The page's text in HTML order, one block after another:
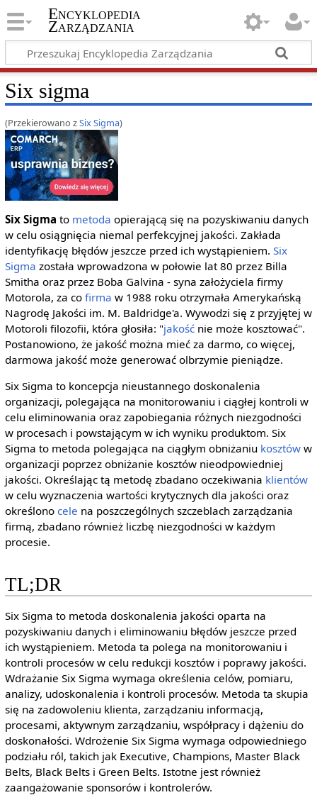
Encyklopedia
Zarządzania
Six sigma
(Przekierowano zSix Sigma)
Six Sigma to metoda opierającą się na pozyskiwaniu danych
w celu osiągnięcia niemal perfekcyjnej jakości. Zakłada
identyfikację błędów jeszcze przed ich wystąpieniem. Six
Sigma została wprowadzona w połowie lat 80 przez Billa
Smitha oraz przez Boba Galvina - syna założyciela firmy
Motorola, za co firma w 1988 roku otrzymała Amerykańską
Nagrodę Jakości im. M. Baldridge'a. Wywodzi się z przyjętej w
Motoroli filozofii, która głosiła: "jakośćnie może kosztować".
Postanowiono, że jakość można mieć za darmo, co więcej,
darmowa jakość może generować olbrzymie pieniądze.
Six Sigma to koncepcja nieustannego doskonalenia
organizacji, polegająca na monitorowaniu i ciągłej kontroli w
celu eliminowania oraz zapobiegania różnych niezgodności
w procesach i powstającym w ich wyniku produktom. Six
Sigma to metoda polegająca na ciągłym obniżaniu kosztóww
organizacji poprzez obniżanie kosztów nieodpowiedniej
jakości. Określając tą metodę zbadano oczekiwania klientów
w celu wyznaczenia wartości krytycznych dla jakości oraz
określono cele na poszczególnych szczeblach zarządzania
firmą, zbadano również liczbę niezgodności w każdym
procesie.
TL;DR
Six Sigma to metoda doskonalenia jakości oparta na
pozyskiwaniu danych i eliminowaniu błędów jeszcze przed
ich wystąpieniem. Metoda ta polega na monitorowaniu i
kontroli procesów w celu redukcji kosztów i poprawy jakości.
Wdrażanie Six Sigma wymaga określenia celów, pomiaru,
analizy, udoskonalenia i kontroli procesów. Metoda ta skupia
się na zadowoleniu klienta, zarządzaniu informacją,
procesami, aktywnym zarządzaniu, współpracy i dążeniu do
doskonałości. Wdrożenie Six Sigma wymaga odpowiedniego
podziału ról, takich jak Executive, Champions, Master Black
Belts, Black Belts i Green Belts. Istotne jest również
zaangażowanie sponsorów i kontrolerów.